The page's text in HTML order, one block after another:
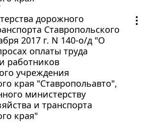
дорожного
Ставропольского
2017 г. N 140-о/д "О
оплаты труда
работников
учреждения
края "Ставропольавто",
министерству
и транспорта
края"